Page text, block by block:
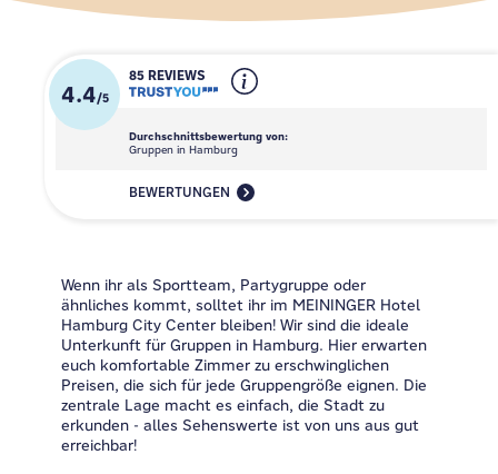
4.4/5
85 REVIEWS
Durchschnittsbewertung von:
Gruppen in Hamburg
BEWERTUNGEN
Wenn ihr als Sportteam, Partygruppe oder
ähnliches kommt, solltet ihr im MEININGER Hotel
Hamburg City Center bleiben! Wir sind die ideale
Unterkunft für Gruppen in Hamburg. Hier erwarten
euch komfortable Zimmer zu erschwinglichen
Preisen, die sich für jede Gruppengröße eignen. Die
zentrale Lage macht es einfach, die Stadt zu
erkunden - alles Sehenswerte ist von uns aus gut
erreichbar!